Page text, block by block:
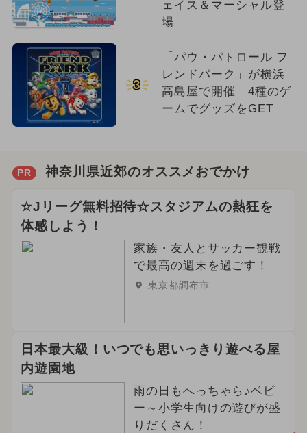
ェイス＆マーシャル登
場
3
「パウ・パトロール フ
レンドパーク」が横浜
高島屋で開催 4種のゲ
ームでグッズをGET
PR 神奈川県近郊のオススメおでかけ
☆Jリーグ無料招待☆スタジアムの熱狂を
体感しよう！
家族・友人とサッカー観戦
で最高の週末を過ごす！
東京都調布市
日本最大級！いつでも思いっきり遊べる屋
内遊園地
雨の日もへっちゃら♪ベビ
ー～小学生向けの遊びが盛
りだくさん！